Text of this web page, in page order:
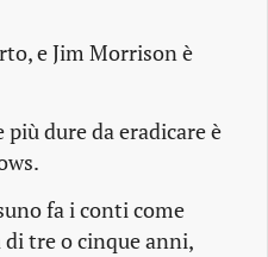
e Jim Morrison è
dure da eradicare è
fa i conti come
di tre o cinque anni,